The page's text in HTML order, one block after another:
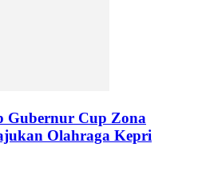
Gubernur Cup Zona
Olahraga Kepri